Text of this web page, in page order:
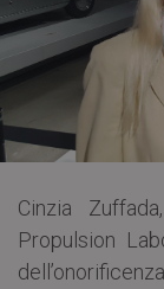
Cinzia
Propulsion